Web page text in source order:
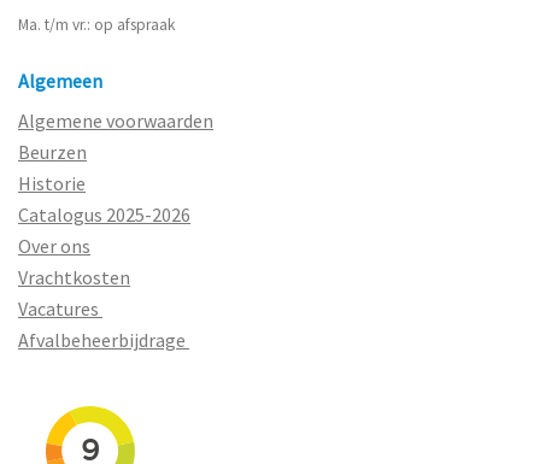
Ma. t/m vr.: op afspraak
Algemeen
Algemene voorwaarden
Beurzen
Historie
Catalogus 2025-2026
Over ons
Vrachtkosten
Vacatures
Afvalbeheerbijdrage